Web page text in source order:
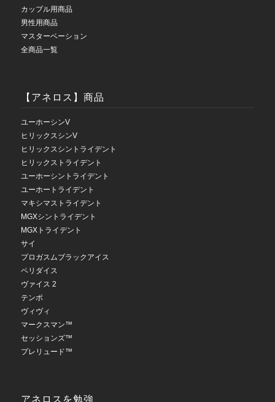
カップル用商品
男性用商品
マスターベーション
全商品一覧
【アネロス】商品
ユーホーシンV
ヒリックスシンV
ヒリックスシントライデント
ヒリックストライデント
ユーホーシントライデント
ユーホートライデント
マキシマストライデント
MGXシントライデント
MGXトライデント
サイ
プロガスムブラックアイス
ペリダイス
ヴァイス 2
テンポ
ヴィヴィ
マークスマン™
セッションズ™
プレリュード™
アネロスを勉強